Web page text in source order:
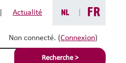
Actualité NL FR
Non connecté. (Connexion)
Recherche >